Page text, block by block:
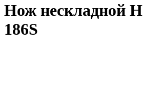
Нож нескладной
186S